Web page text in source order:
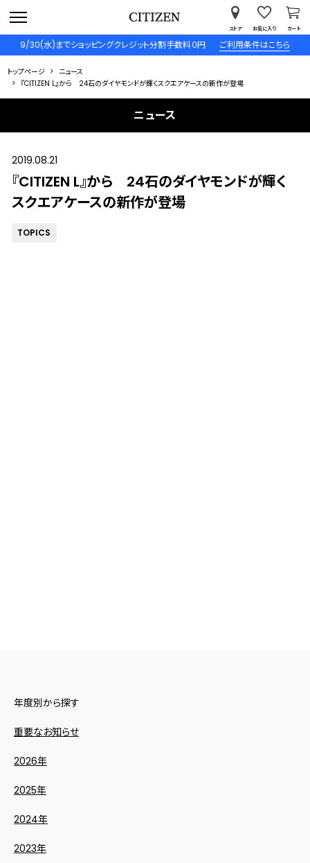
9/30(水)までショッピングクレジット分割手数料０円 ご利用条件はこちら
ストア お気に入り カート
トップページ
ニュース
『CITIZEN L』から 24石のダイヤモンドが輝くスクエアケースの新作が登場
ニュース
2019.08.21
『CITIZEN L』から 24石のダイヤモンドが輝く
スクエアケースの新作が登場
TOPICS
年度別から探す
重要なお知らせ
2026年
2025年
2024年
2023年